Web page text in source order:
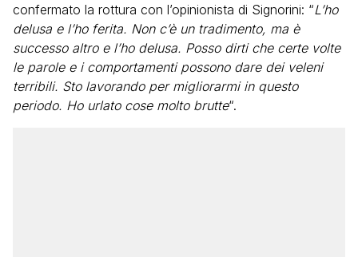
confermato la rottura con l’opinionista di Signorini: “L’ho
delusa e l’ho ferita. Non c’è un tradimento, ma è
successo altro e l’ho delusa. Posso dirti che certe volte
le parole e i comportamenti possono dare dei veleni
terribili. Sto lavorando per migliorarmi in questo
periodo. Ho urlato cose molto brutte“.